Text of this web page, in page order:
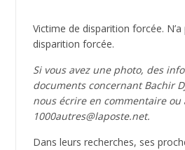
Victime de disparition forcée.
disparition forcée.
Si vous avez une photo, des
documents concernant Bachir
nous écrire en commentaire ou
1000autres@laposte.net.
Dans leurs recherches, ses